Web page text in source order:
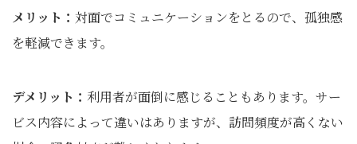
メリット： 対面でコミュニケーションをとるので、孤独感
を軽減できます。
デメリット： 利用者が面倒に感じることもあります。サー
ビス内容によって違いはありますが、訪問頻度が高くない